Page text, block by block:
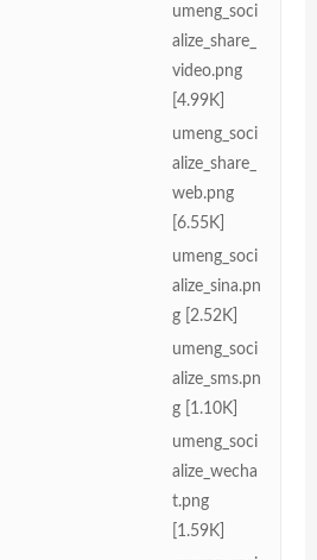
umeng_soci
alize_share_
video.png
[4.99K]
umeng_soci
alize_share_
web.png
[6.55K]
umeng_soci
alize_sina.pn
g [2.52K]
umeng_soci
alize_sms.pn
g [1.10K]
umeng_soci
alize_wecha
t.png
[1.59K]